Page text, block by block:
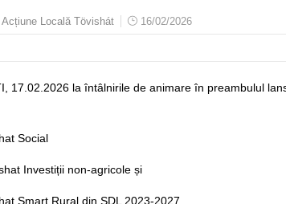
Locală Tövishát 16/02/2026
17.02.2026 la întâlnirile de animare în preambulul
Social
Investiții non-agricole și
Smart Rural din SDL 2023-2027